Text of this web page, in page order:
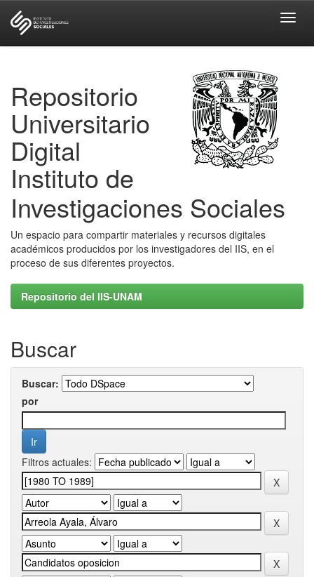
Repositorio
Universitario
Digital
Instituto de
Investigaciones Sociales
Un espacio para compartir materiales y recursos digitales
académicos producidos por los investigadores del IIS, en el
proceso de sus diferentes proyectos.
Repositorio del IIS-UNAM
Buscar
Buscar:
por
Filtros actuales: